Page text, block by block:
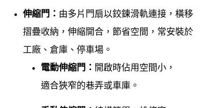
伸縮門： 由多片門扇以鉸鍊滑軌連接，橫移
摺疊收納，伸縮開合，節省空間，常安裝於
工廠、倉庫、停車場。
電動伸縮門： 開啟時佔用空間小，
適合狹窄的巷弄或車庫。